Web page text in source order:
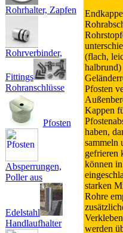
Rohrhalter, Zapfen
Rohrverbinder,
Fittings
Rohranschlüsse
Pfosten
Absperrungen,
Poller aus
Edelstahl
Handlaufhalter
(flach,
Pfosten
Kappen
haben,
sammeln
gefrieren
können
starken
Rohre
werden